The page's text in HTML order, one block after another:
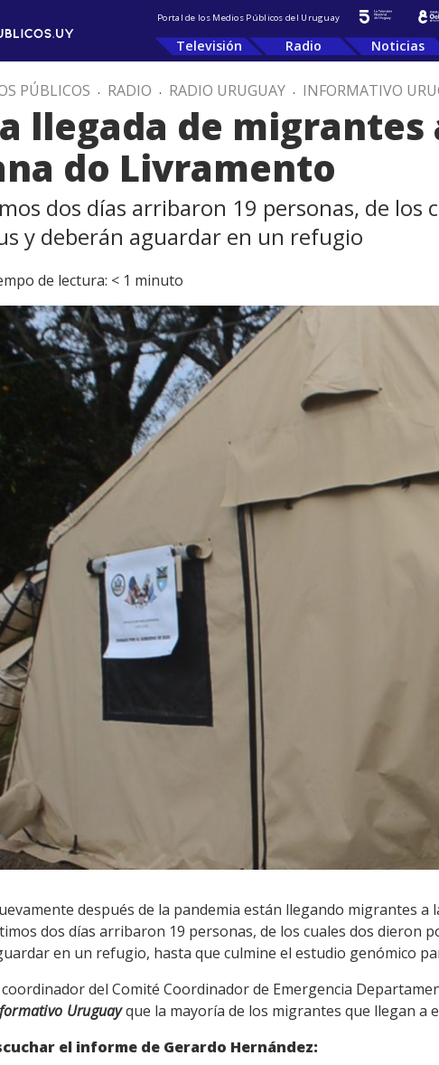
Portal de los Medios Públicos del Uruguay
Televisión Radio Noticias
PÚBLICOS . RADIO . RADIO URUGUAY . INFORMATIVO
llegada de
do Livramento
dos días arribaron 19 personas, de los
y deberán aguardar en un refugio
de lectura: < 1 minuto
después de la pandemia están llegando migrantes
dos días arribaron 19 personas, de los cuales dos dieron
en un refugio, hasta que culmine el estudio genómico
coordinador del Comité Coordinador de Emergencia
Uruguayque la mayoría de los migrantes que llegan a
el informe de Gerardo Hernández: